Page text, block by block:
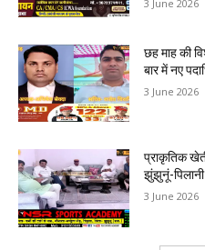
3 June 2026
छह माह की
बार में नए
3 June 2026
प्राकृतिक
झुंझुनूं-पिलानी
3 June 2026